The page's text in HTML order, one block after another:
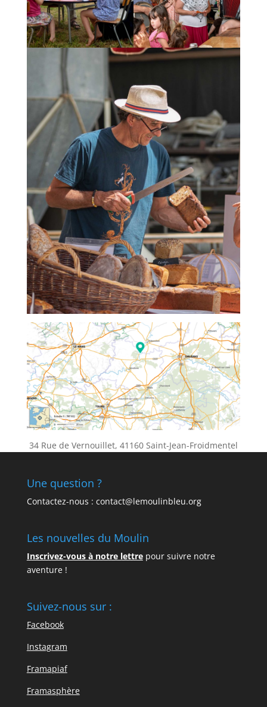
34 Rue de Vernouillet, 41160 Saint-Jean-Froidmentel
Une question ?
Contactez-nous : contact@lemoulinbleu.org
Les nouvelles du Moulin
Inscrivez-vous à notre lettrepour suivre notre
aventure !
Suivez-nous sur :
Facebook
Instagram
Framapiaf
Framasphère